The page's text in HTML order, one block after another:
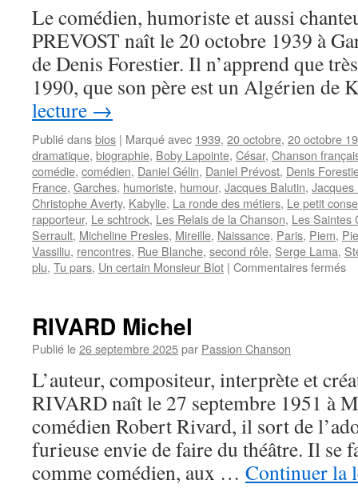
Le comédien, humoriste et aussi
PREVOST naît le 20 octobre 1939 à
de Denis Forestier. Il n’apprend que
1990, que son père est un Algérien
lecture →
Publié dansbios | Marqué avec 1939, 20 octobre, 20 octobre
dramatique, biographie, Boby Lapointe, César, Chanson
comédie, comédien, Daniel Gélin, Daniel Prévost, Denis
France, Garches, humoriste, humour, Jacques Balutin, Jacques
Christophe Averty, Kabylie, La ronde des métiers, Le petit
rapporteur, Le schtrock, Les Relais de la Chanson, Les Saintes
Serrault, Micheline Presles, Mireille, Naissance, Paris, Piem,
Vassiliu, rencontres, Rue Blanche, second rôle, Serge Lama,
plu, Tu pars, Un certain Monsieur Blot | Commentaires fermés
RIVARD Michel
Publié le26 septembre 2025par Passion Chanson
L’auteur, compositeur, interprète et
RIVARD naît le 27 septembre 1951 à
comédien Robert Rivard, il sort de
furieuse envie de faire du théâtre. Il se
comme comédien, aux … Continuer la